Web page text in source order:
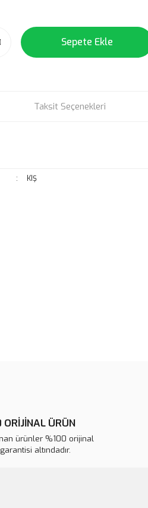
Sepete Ekle
Taksit Seçenekleri
: KIŞ
ÜRÜN
ürünler %100 orijinal
altındadır.